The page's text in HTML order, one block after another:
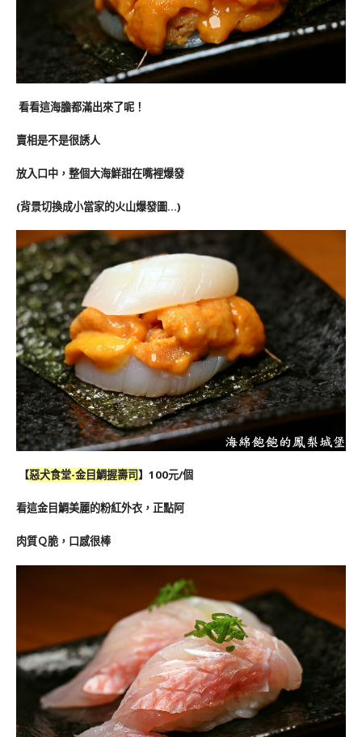
看看這海膽都滿出來了呢！
賣相是不是很誘人
放入口中，整個大海鮮甜在嘴裡爆發
(背景切換成小當家的火山爆發圖…)
【惡犬食堂-金目鯛握壽司】100元/個
看這金目鯛美麗的粉紅外衣，正點阿
肉質Ｑ脆，口感很棒